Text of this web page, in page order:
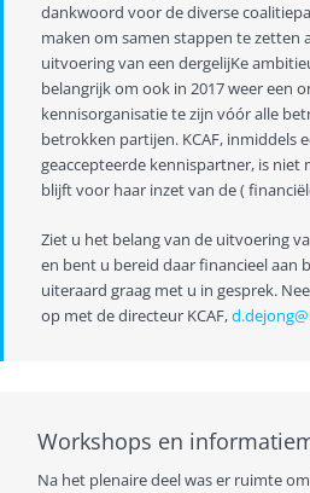
dankwoord voor de diverse
maken om samen stappen te zetten
uitvoering van een dergelijKe
belangrijk om ook in 2017 weer een
kennisorganisatie te zijn vóór alle
betrokken partijen. KCAF, inmiddels
geaccepteerde kennispartner, is niet
blijft voor haar inzet van de (
Ziet u het belang van de uitvoering
en bent u bereid daar financieel aan
uiteraard graag met u in gesprek.
op met de directeur KCAF,
Workshops en
Na het plenaire deel was er ruimte